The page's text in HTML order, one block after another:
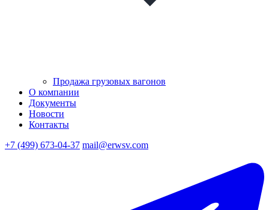
Продажа грузовых вагонов
О компании
Документы
Новости
Контакты
+7 (499) 673-04-37 mail@erwsv.com